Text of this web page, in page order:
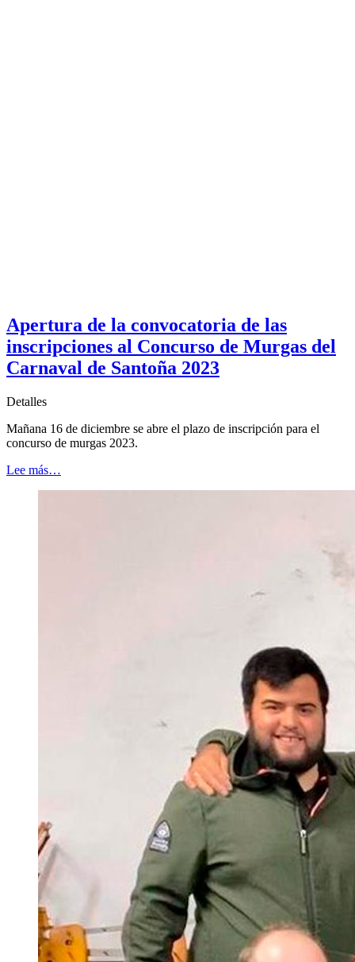
Apertura de la convocatoria de las
inscripciones al Concurso de Murgas del
Carnaval de Santoña 2023
Detalles
Mañana 16 de diciembre se abre el plazo de inscripción para el
concurso de murgas 2023.
Lee más…